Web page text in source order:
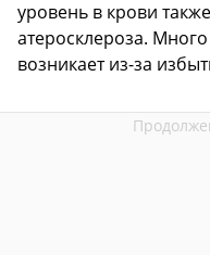
уровень в крови
атеросклероза.
возникает из-за